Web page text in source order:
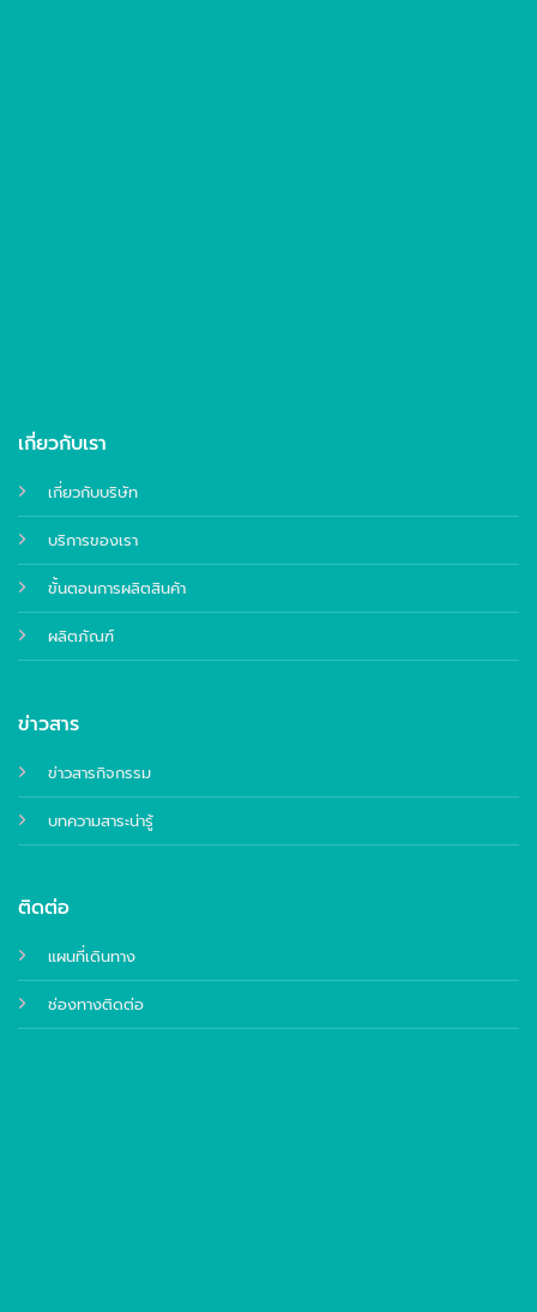
เกี่ยวกับเรา
เกี่ยวกับบริษัท
บริการของเรา
ขั้นตอนการผลิตสินค้า
ผลิตภัณฑ์
ข่าวสาร
ข่าวสารกิจกรรม
บทความสาระน่ารู้
ติดต่อ
แผนที่เดินทาง
ช่องทางติดต่อ